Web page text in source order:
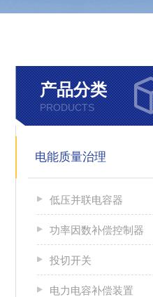
产品分类
PRODUCTS
电能质量治理
低压并联电容器
功率因数补偿控制器
投切开关
电力电容补偿装置